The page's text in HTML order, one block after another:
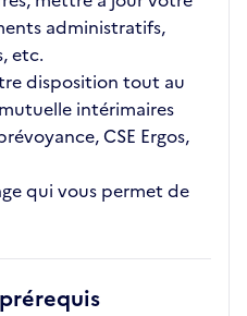
administratifs,
etc.
disposition tout au
intérimaires
CSE Ergos,
qui vous permet de